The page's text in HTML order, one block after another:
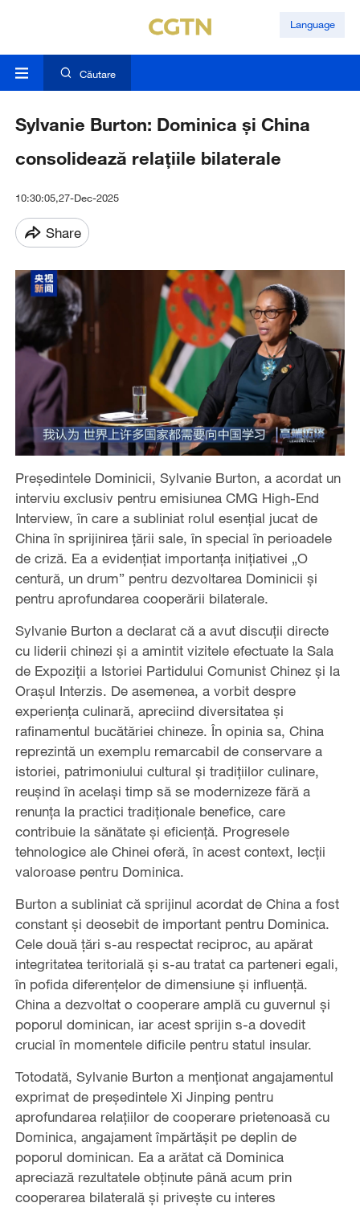
Language
Căutare
Sylvanie Burton: Dominica și China
consolidează relațiile bilaterale
10:30:05,27-Dec-2025
Share
Președintele Dominicii, Sylvanie Burton, a acordat un
interviu exclusiv pentru emisiunea CMG High-End
Interview, în care a subliniat rolul esențial jucat de
China în sprijinirea țării sale, în special în perioadele
de criză. Ea a evidențiat importanța inițiativei „O
centură, un drum” pentru dezvoltarea Dominicii și
pentru aprofundarea cooperării bilaterale.
Sylvanie Burton a declarat că a avut discuții directe
cu liderii chinezi și a amintit vizitele efectuate la Sala
de Expoziții a Istoriei Partidului Comunist Chinez și la
Orașul Interzis. De asemenea, a vorbit despre
experiența culinară, apreciind diversitatea și
rafinamentul bucătăriei chineze. În opinia sa, China
reprezintă un exemplu remarcabil de conservare a
istoriei, patrimoniului cultural și tradițiilor culinare,
reușind în același timp să se modernizeze fără a
renunța la practici tradiționale benefice, care
contribuie la sănătate și eficiență. Progresele
tehnologice ale Chinei oferă, în acest context, lecții
valoroase pentru Dominica.
Burton a subliniat că sprijinul acordat de China a fost
constant și deosebit de important pentru Dominica.
Cele două țări s-au respectat reciproc, au apărat
integritatea teritorială și s-au tratat ca parteneri egali,
în pofida diferențelor de dimensiune și influență.
China a dezvoltat o cooperare amplă cu guvernul și
poporul dominican, iar acest sprijin s-a dovedit
crucial în momentele dificile pentru statul insular.
Totodată, Sylvanie Burton a menționat angajamentul
exprimat de președintele Xi Jinping pentru
aprofundarea relațiilor de cooperare prietenoasă cu
Dominica, angajament împărtășit pe deplin de
poporul dominican. Ea a arătat că Dominica
apreciază rezultatele obținute până acum prin
cooperarea bilaterală și privește cu interes